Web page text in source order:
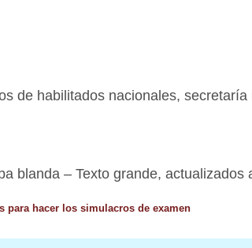
de habilitados nacionales,
blanda – Texto grande, actualizados
para hacer los simulacros de examen